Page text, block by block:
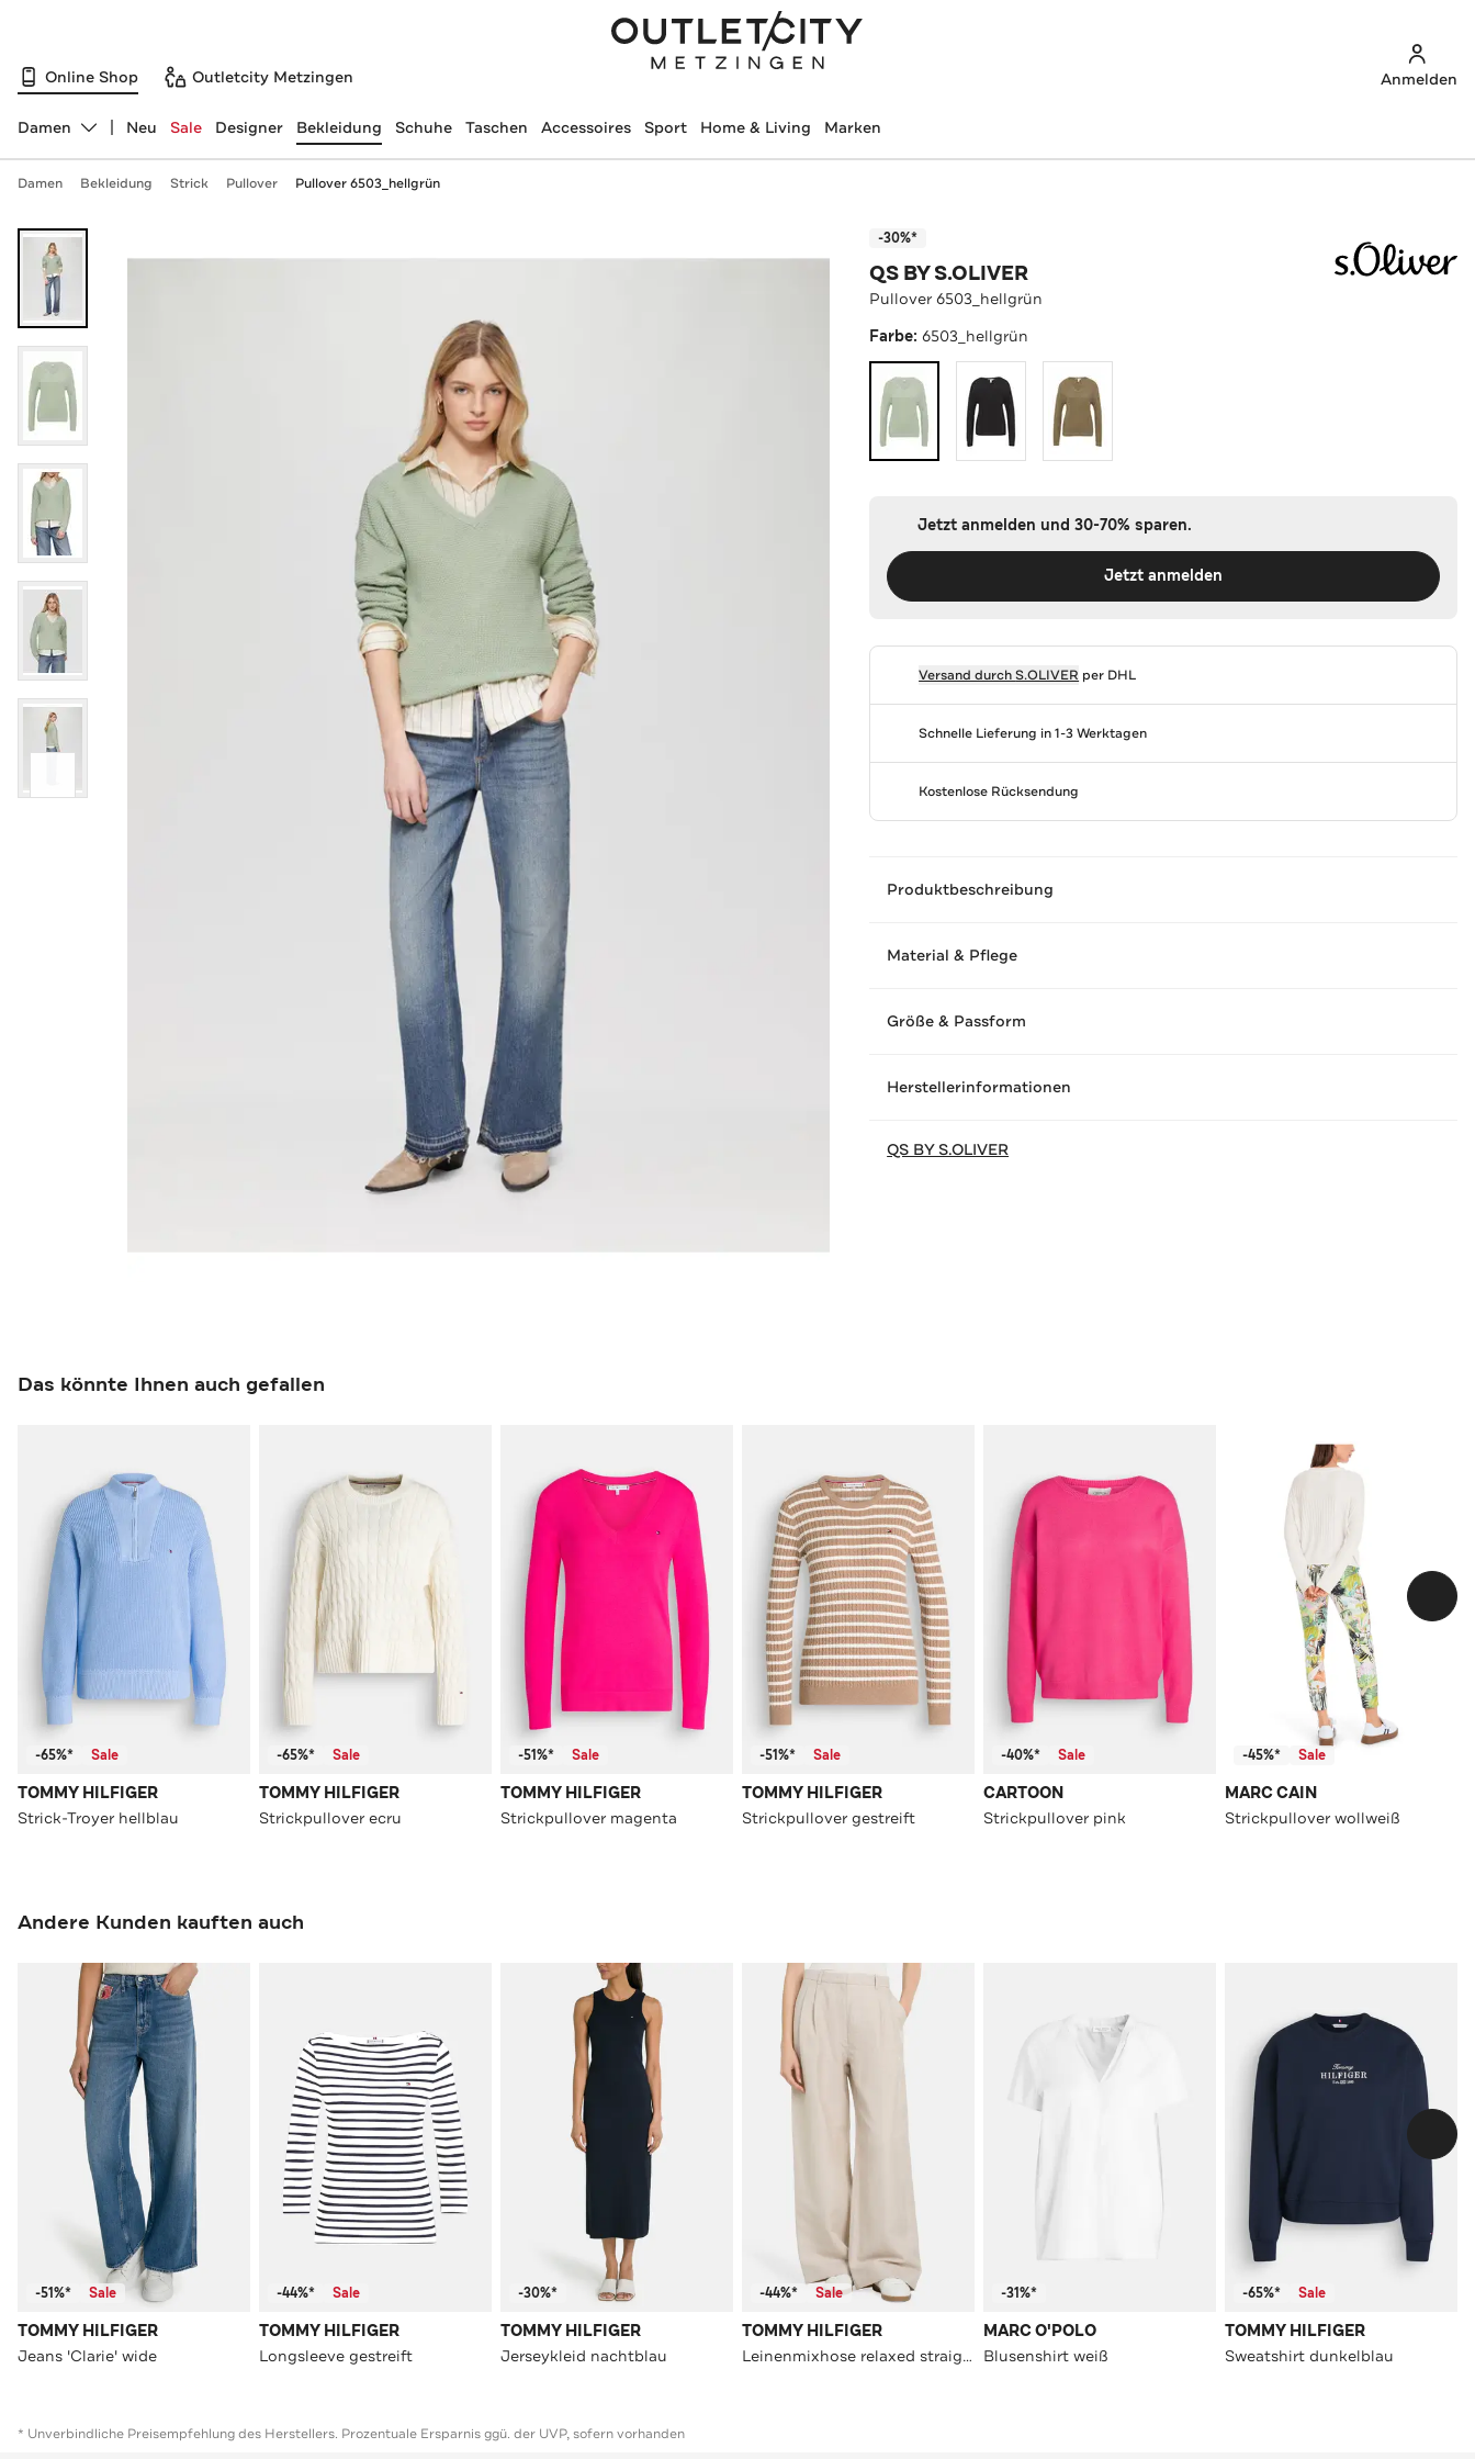
Online Shop Outletcity Metzingen Anmelden
Abteilung ändern, ausgewählt:
Damen Neu Sale Designer Bekleidung Schuhe Taschen Accessoires Sport Home & Living Marken
Damen Bekleidung Strick Pullover Pullover 6503_hellgrün
-30%*
QS BY S.OLIVER
Pullover 6503_hellgrün
Farbe:6503_hellgrün
Jetzt anmelden und 30-70% sparen.
Jetzt anmelden
Versand durchS.OLIVER per DHL
Schnelle Lieferung in 1-3 Werktagen
Kostenlose Rücksendung
Produktbeschreibung
Material & Pflege
Größe & Passform
Herstellerinformationen
QS BY S.OLIVER
Das könnte Ihnen auch gefallen
-65%* Sale
TOMMY HILFIGER
Strick-Troyer hellblau
-65%* Sale
TOMMY HILFIGER
Strickpullover ecru
-51%* Sale
TOMMY HILFIGER
Strickpullover magenta
-51%* Sale
TOMMY HILFIGER
Strickpullover gestreift
-40%* Sale
CARTOON
Strickpullover pink
-45%* Sale
MARC CAIN
Strickpullover wollweiß
Andere Kunden kauften auch
-51%* Sale
TOMMY HILFIGER
Jeans 'Clarie' wide
-44%* Sale
TOMMY HILFIGER
Longsleeve gestreift
-30%*
TOMMY HILFIGER
Jerseykleid nachtblau
-44%* Sale
TOMMY HILFIGER
Leinenmixhose relaxed straight
-31%*
MARC O'POLO
Blusenshirt weiß
-65%* Sale
TOMMY HILFIGER
Sweatshirt dunkelblau
* Unverbindliche Preisempfehlung des Herstellers. Prozentuale Ersparnis ggü. der UVP, sofern vorhanden